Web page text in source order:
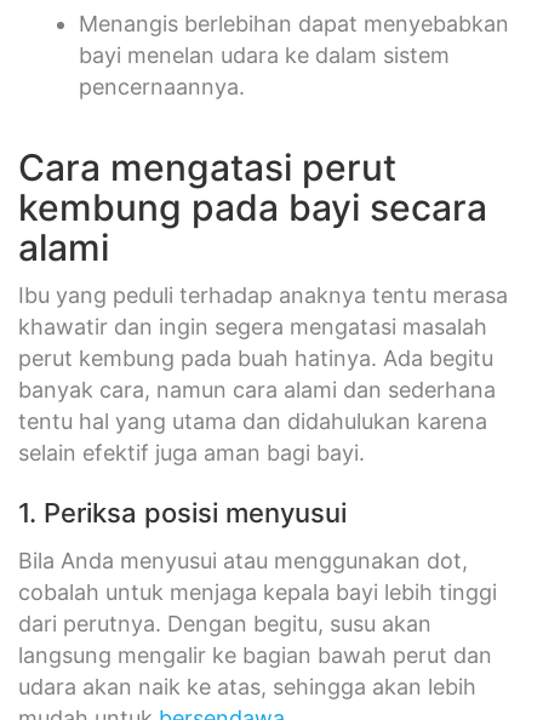
Menangis berlebihan dapat menyebabkan
bayi menelan udara ke dalam sistem
pencernaannya.
Cara mengatasi perut
kembung pada bayi secara
alami
Ibu yang peduli terhadap anaknya tentu merasa
khawatir dan ingin segera mengatasi masalah
perut kembung pada buah hatinya. Ada begitu
banyak cara, namun cara alami dan sederhana
tentu hal yang utama dan didahulukan karena
selain efektif juga aman bagi bayi.
1. Periksa posisi menyusui
Bila Anda menyusui atau menggunakan dot,
cobalah untuk menjaga kepala bayi lebih tinggi
dari perutnya. Dengan begitu, susu akan
langsung mengalir ke bagian bawah perut dan
udara akan naik ke atas, sehingga akan lebih